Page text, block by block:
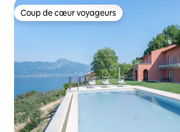
Coup de cœur voyageurs
Coup de cœur voyageurs